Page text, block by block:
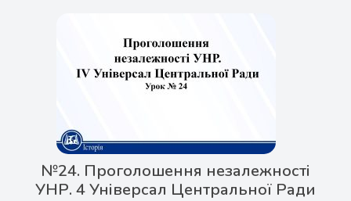
№24. Проголошення незалежності
УНР. 4 Універсал Центральної Ради